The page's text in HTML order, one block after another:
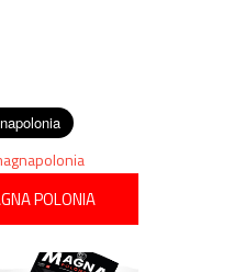
POLONIA